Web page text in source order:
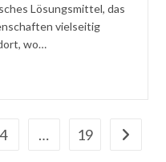
Lösungsmittel, das
vielseitig
wo…
4 … 19 Go to